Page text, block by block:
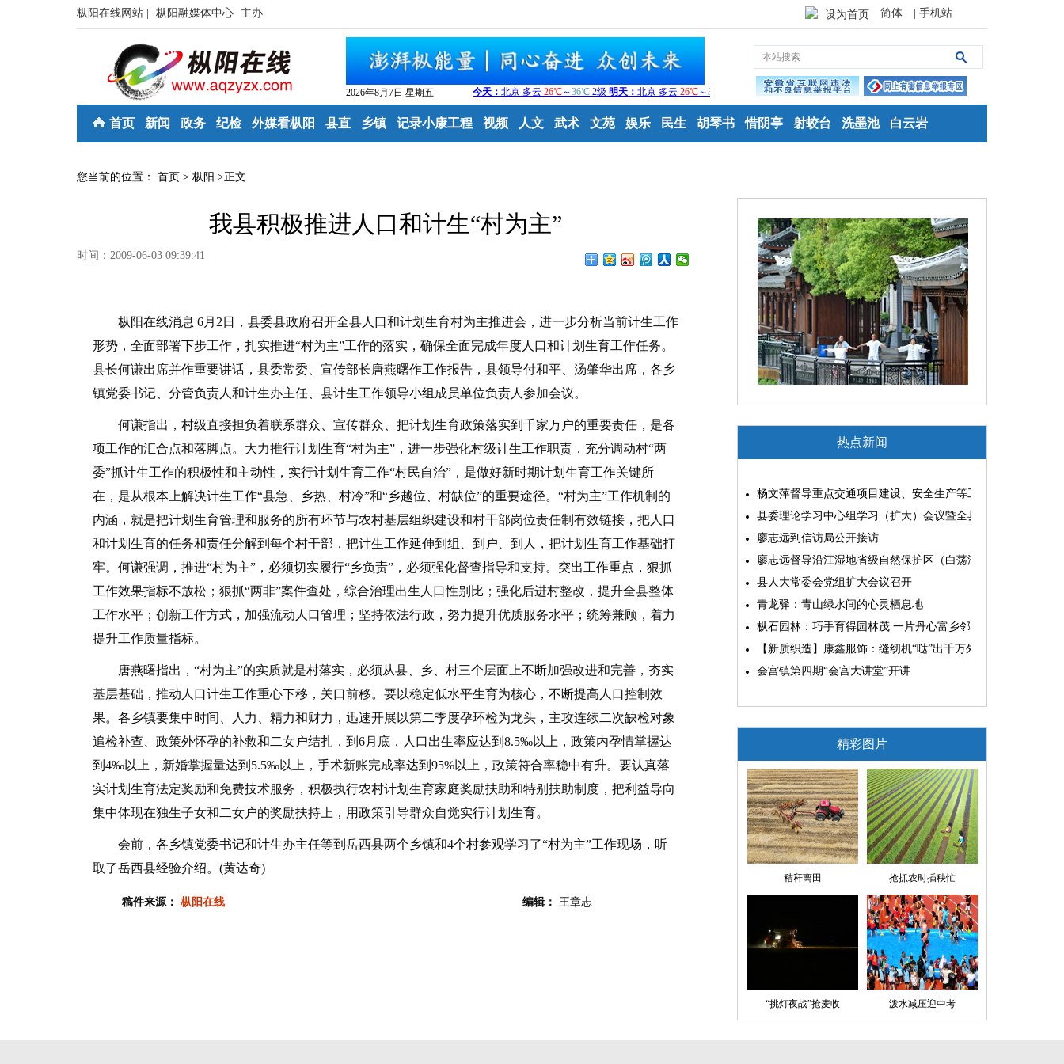
枞阳在线网站 | 枞阳融媒体中心 主办 设为首页 简体 | 手机站
2026年8月7日 星期五
首页 新闻 政务 纪检 外媒看枞阳 县直 乡镇 记录小康工程 视频 人文 武术 文苑 娱乐 民生 胡琴书 惜阴亭 射蛟台 洗墨池 白云岩
您当前的位置： 首页 > 枞阳 >正文
我县积极推进人口和计生“村为主”
时间：2009-06-03 09:39:41
枞阳在线消息 6月2日，县委县政府召开全县人口和计划生育村为主推进会，进一步分析当前计生工作
形势，全面部署下步工作，扎实推进“村为主”工作的落实，确保全面完成年度人口和计划生育工作任务。
县长何谦出席并作重要讲话，县委常委、宣传部长唐燕曙作工作报告，县领导付和平、汤肇华出席，各乡
镇党委书记、分管负责人和计生办主任、县计生工作领导小组成员单位负责人参加会议。
何谦指出，村级直接担负着联系群众、宣传群众、把计划生育政策落实到千家万户的重要责任，是各
项工作的汇合点和落脚点。大力推行计划生育“村为主”，进一步强化村级计生工作职责，充分调动村“两
委”抓计生工作的积极性和主动性，实行计划生育工作“村民自治”，是做好新时期计划生育工作关键所
在，是从根本上解决计生工作“县急、乡热、村冷”和“乡越位、村缺位”的重要途径。“村为主”工作机制的
内涵，就是把计划生育管理和服务的所有环节与农村基层组织建设和村干部岗位责任制有效链接，把人口
和计划生育的任务和责任分解到每个村干部，把计生工作延伸到组、到户、到人，把计划生育工作基础打
牢。何谦强调，推进“村为主”，必须切实履行“乡负责”，必须强化督查指导和支持。突出工作重点，狠抓
工作效果指标不放松；狠抓“两非”案件查处，综合治理出生人口性别比；强化后进村整改，提升全县整体
工作水平；创新工作方式，加强流动人口管理；坚持依法行政，努力提升优质服务水平；统筹兼顾，着力
提升工作质量指标。
唐燕曙指出，“村为主”的实质就是村落实，必须从县、乡、村三个层面上不断加强改进和完善，夯实
基层基础，推动人口计生工作重心下移，关口前移。要以稳定低水平生育为核心，不断提高人口控制效
果。各乡镇要集中时间、人力、精力和财力，迅速开展以第二季度孕环检为龙头，主攻连续二次缺检对象
追检补查、政策外怀孕的补救和二女户结扎，到6月底，人口出生率应达到8.5‰以上，政策内孕情掌握达
到4‰以上，新婚掌握量达到5.5‰以上，手术新账完成率达到95%以上，政策符合率稳中有升。要认真落
实计划生育法定奖励和免费技术服务，积极执行农村计划生育家庭奖励扶助和特别扶助制度，把利益导向
集中体现在独生子女和二女户的奖励扶持上，用政策引导群众自觉实行计划生育。
会前，各乡镇党委书记和计生办主任等到岳西县两个乡镇和4个村参观学习了“村为主”工作现场，听
取了岳西县经验介绍。(黄达奇)
稿件来源： 枞阳在线 编辑： 王章志
热点新闻
杨文萍督导重点交通项目建设、安全生产等工作
县委理论学习中心组学习（扩大）会议暨全县“两为”能力素质
廖志远到信访局公开接访
廖志远督导沿江湿地省级自然保护区（白荡湖片区）问题整改
县人大常委会党组扩大会议召开
青龙驿：青山绿水间的心灵栖息地
枞石园林：巧手育得园林茂 一片丹心富乡邻
【新质织造】康鑫服饰：缝纫机“哒”出千万外贸大生意
会宫镇第四期“会宫大讲堂”开讲
精彩图片
秸秆离田 抢抓农时插秧忙
“挑灯夜战”抢麦收 泼水减压迎中考